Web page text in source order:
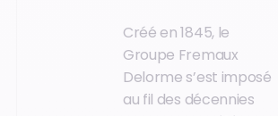
Créé en 1845, le
Groupe Fremaux
Delorme s’est imposé
au fil des décennies